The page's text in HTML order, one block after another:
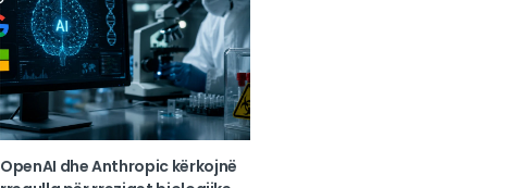
OpenAI dhe Anthropic kërkojnë